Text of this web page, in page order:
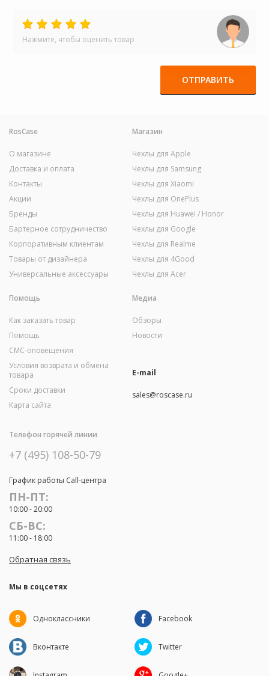
Нажмите, чтобы оценить товар
ОТПРАВИТЬ
RosCase
О магазине
Доставка и оплата
Контакты
Акции
Бренды
Бартерное сотрудничество
Корпоративным клиентам
Товары от дизайнера
Универсальные аксессуары
Магазин
Чехлы для Apple
Чехлы для Samsung
Чехлы для Xiaomi
Чехлы для OnePlus
Чехлы для Huawei / Honor
Чехлы для Google
Чехлы для Realme
Чехлы для 4Good
Чехлы для Acer
Помощь
Как заказать товар
Помощь
СМС-оповещения
Условия возврата и обмена
товара
Сроки доставки
Карта сайта
Медиа
Обзоры
Новости
E-mail
sales@roscase.ru
Телефон горячей линии
+7 (495) 108-50-79
График работы Call-центра
ПН-ПТ:
10:00 - 20:00
СБ-ВС:
11:00 - 18:00
Обратная связь
Мы в соцсетях
Одноклассники Facebook
Вконтакте Twitter